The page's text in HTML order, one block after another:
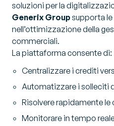
soluzioni per la
Generix Groupsupporta
nell’ottimizzazione della
commerciali.
La piattaforma consente di:
Centralizzare i crediti
Automatizzare i solleciti
Risolvere rapidamente
Monitorare in tempo